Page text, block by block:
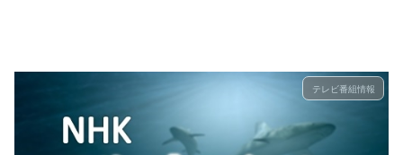
テレビ番組情報